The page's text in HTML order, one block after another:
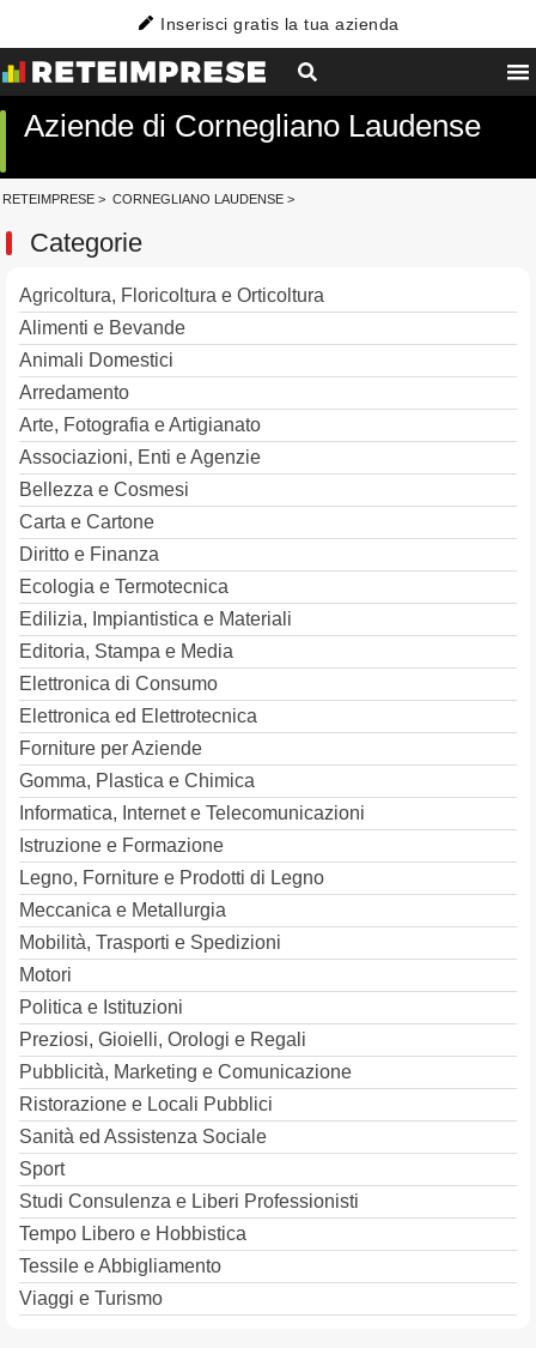
Inserisci gratis la tua azienda
Aziende di Cornegliano Laudense
RETEIMPRESE > CORNEGLIANO LAUDENSE >
Categorie
Agricoltura, Floricoltura e Orticoltura
Alimenti e Bevande
Animali Domestici
Arredamento
Arte, Fotografia e Artigianato
Associazioni, Enti e Agenzie
Bellezza e Cosmesi
Carta e Cartone
Diritto e Finanza
Ecologia e Termotecnica
Edilizia, Impiantistica e Materiali
Editoria, Stampa e Media
Elettronica di Consumo
Elettronica ed Elettrotecnica
Forniture per Aziende
Gomma, Plastica e Chimica
Informatica, Internet e Telecomunicazioni
Istruzione e Formazione
Legno, Forniture e Prodotti di Legno
Meccanica e Metallurgia
Mobilità, Trasporti e Spedizioni
Motori
Politica e Istituzioni
Preziosi, Gioielli, Orologi e Regali
Pubblicità, Marketing e Comunicazione
Ristorazione e Locali Pubblici
Sanità ed Assistenza Sociale
Sport
Studi Consulenza e Liberi Professionisti
Tempo Libero e Hobbistica
Tessile e Abbigliamento
Viaggi e Turismo